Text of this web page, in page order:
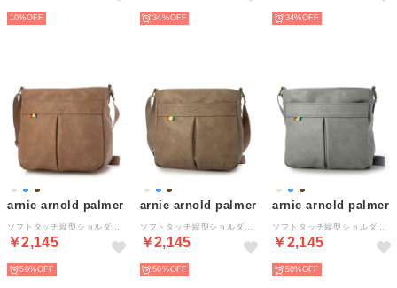
10% 34% 34%
arnie arnold palmer
￥2,145
50%
arnie arnold palmer
￥2,145
50%
arnie arnold palmer
￥2,145
50%